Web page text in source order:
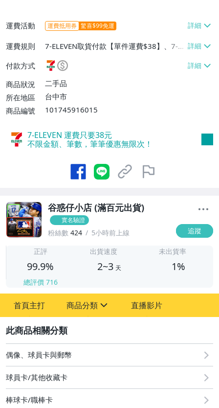
運費活動 運費抵用券 驚喜$99免運
運費規則
7-ELEVEN取貨付款【單件運費$38】、7-EL
EVEN取貨不付款【單件運費$38】
付款方式
商品狀況
二手品
所在地區
台中市
商品編號
101745916015
7-ELEVEN 運費只要38元
不限金額、筆數，筆筆優惠無限次！
谷惑仔小店 (滿百元出貨)
實名驗證
粉絲數 424 5小時前上線 追蹤
正評
99.9%
總評價 716
出貨速度
2~3 天
未出貨率
1%
首頁主打 商品分類
圖書/影音/文具
偶像、球員卡與郵幣
直播影片
偶像、球員卡與郵幣
球員卡/其他收藏卡
棒球卡/職棒卡